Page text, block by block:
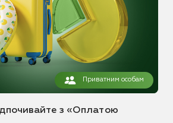
Приватним особам
з «Оплатою